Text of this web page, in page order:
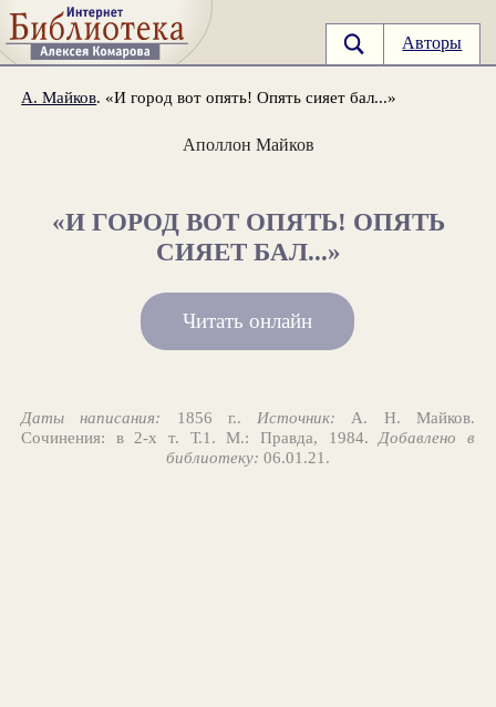
Авторы
А. Майков. «И город вот опять! Опять сияет бал...»
Аполлон Майков
«И ГОРОД ВОТ ОПЯТЬ! ОПЯТЬ
СИЯЕТ БАЛ...»
Читать онлайн
Даты написания: 1856 г..Источник: А. Н. Майков.
Сочинения: в 2-х т. Т.1. М.: Правда, 1984.Добавлено в
библиотеку: 06.01.21.